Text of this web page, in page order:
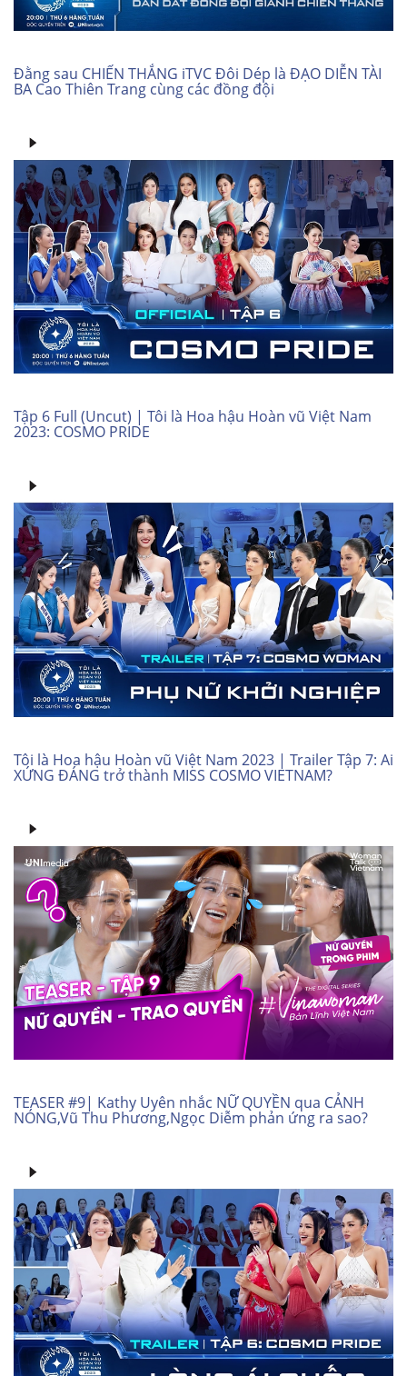
Đằng sau CHIẾN THẮNG iTVC Đôi Dép là ĐẠO DIỄN TÀI
BA Cao Thiên Trang cùng các đồng đội
Tập 6 Full (Uncut) | Tôi là Hoa hậu Hoàn vũ Việt Nam
2023: COSMO PRIDE
Tôi là Hoa hậu Hoàn vũ Việt Nam 2023 | Trailer Tập 7: Ai
XỨNG ĐÁNG trở thành MISS COSMO VIETNAM?
TEASER #9| Kathy Uyên nhắc NỮ QUYỀN qua CẢNH
NÓNG,Vũ Thu Phương,Ngọc Diễm phản ứng ra sao?